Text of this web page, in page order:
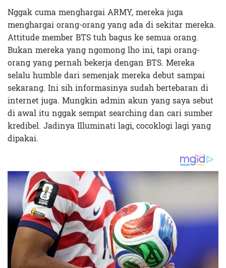
Nggak cuma menghargai ARMY, mereka juga
menghargai orang-orang yang ada di sekitar mereka.
Attitude member BTS tuh bagus ke semua orang.
Bukan mereka yang ngomong lho ini, tapi orang-
orang yang pernah bekerja dengan BTS. Mereka
selalu humble dari semenjak mereka debut sampai
sekarang. Ini sih informasinya sudah bertebaran di
internet juga. Mungkin admin akun yang saya sebut
di awal itu nggak sempat searching dan cari sumber
kredibel. Jadinya Illuminati lagi, cocoklogi lagi yang
dipakai.